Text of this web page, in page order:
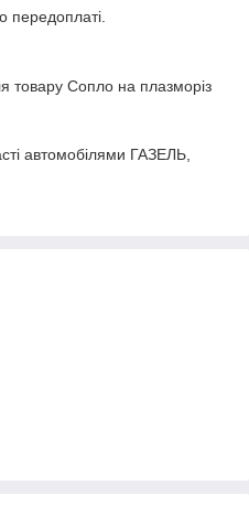
передоплаті.
товару Сопло на плазморіз
автомобілями ГАЗЕЛЬ,